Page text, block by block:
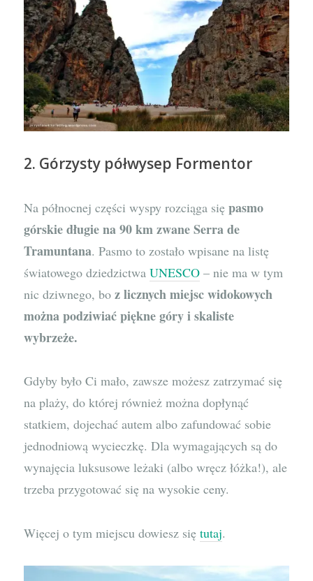
2. Górzysty półwysep Formentor
Na północnej części wyspy rozciąga siępasmo
górskie długie na 90 km zwane Serra de
Tramuntana. Pasmo to zostało wpisane na listę
światowego dziedzictwaUNESCO – nie ma w tym
nic dziwnego, boz licznych miejsc widokowych
można podziwiać piękne góry i skaliste
wybrzeże.
Gdyby było Ci mało, zawsze możesz zatrzymać się
na plaży, do której również można dopłynąć
statkiem, dojechać autem albo zafundować sobie
jednodniową wycieczkę. Dla wymagających są do
wynajęcia luksusowe leżaki (albo wręcz łóżka!), ale
trzeba przygotować się na wysokie ceny.
Więcej o tym miejscu dowiesz siętutaj.